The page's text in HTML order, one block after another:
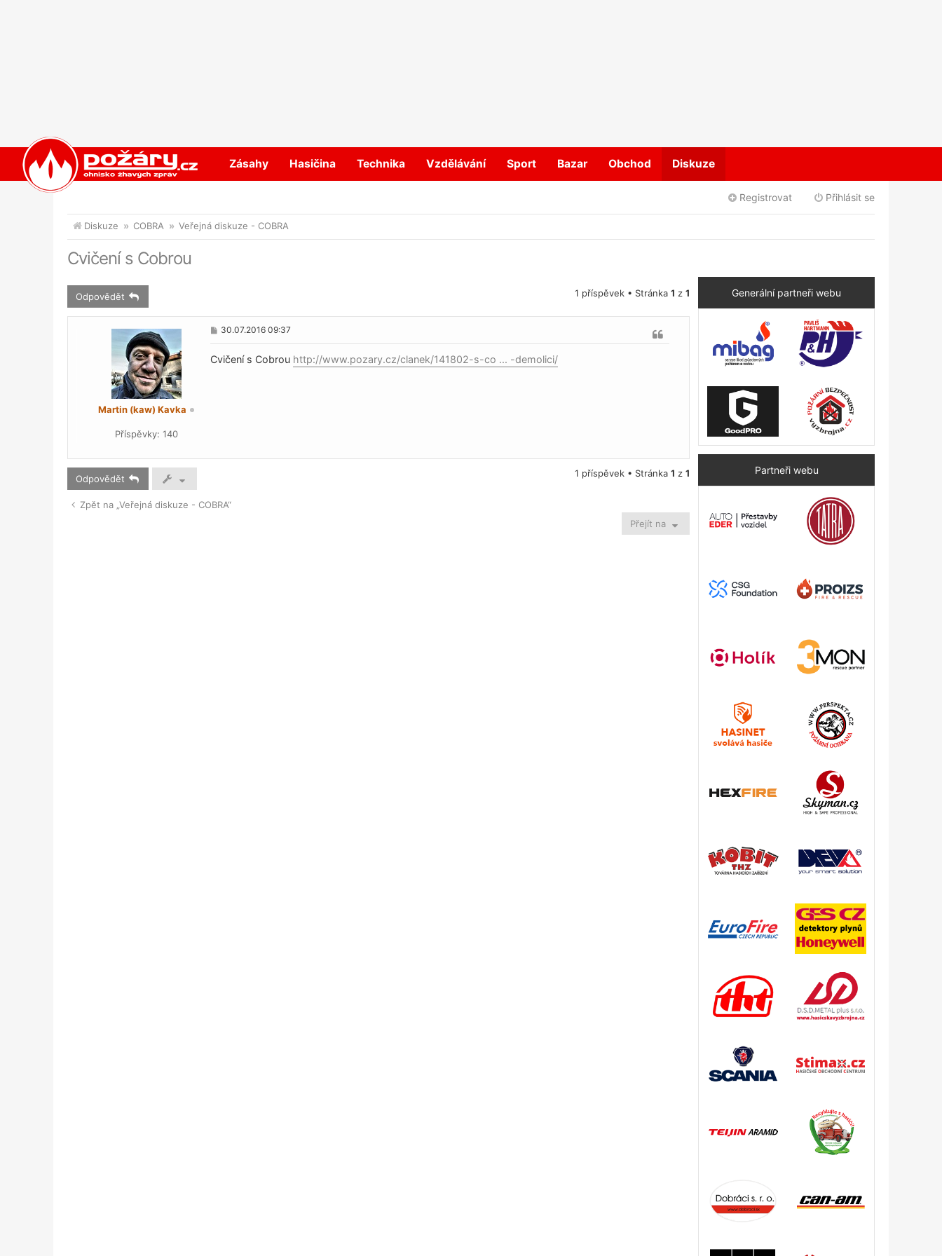
POŽÁRY.cz Zásahy Hasičina Technika Vzdělávání Sport Bazar Obchod Diskuze
Přihlásit se
Registrovat
Diskuze COBRA Veřejná diskuze - COBRA
Cvičení s Cobrou
Odpovědět 1 příspěvek • Stránka 1 z 1
Martin (kaw) Kavka
Příspěvky: 140
P
s
30.07.2016 09:37
Cvičení s Cobrou http://www.pozary.cz/clanek/141802-s-co ... -demolici/
Odpovědět 1 příspěvek • Stránka 1 z 1
Zpět na „Veřejná diskuze - COBRA“
Přejít na
Generální partneři webu
Partneři webu